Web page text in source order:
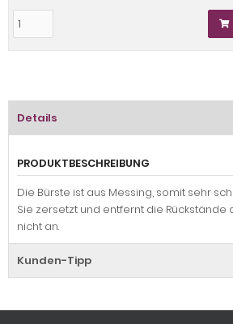
Details
PRODUKTBESCHREIBUNG
Die Bürste ist aus Messing, somit sehr
Sie zersetzt und entfernt die Rückstände
nicht an.
Kunden-Tipp